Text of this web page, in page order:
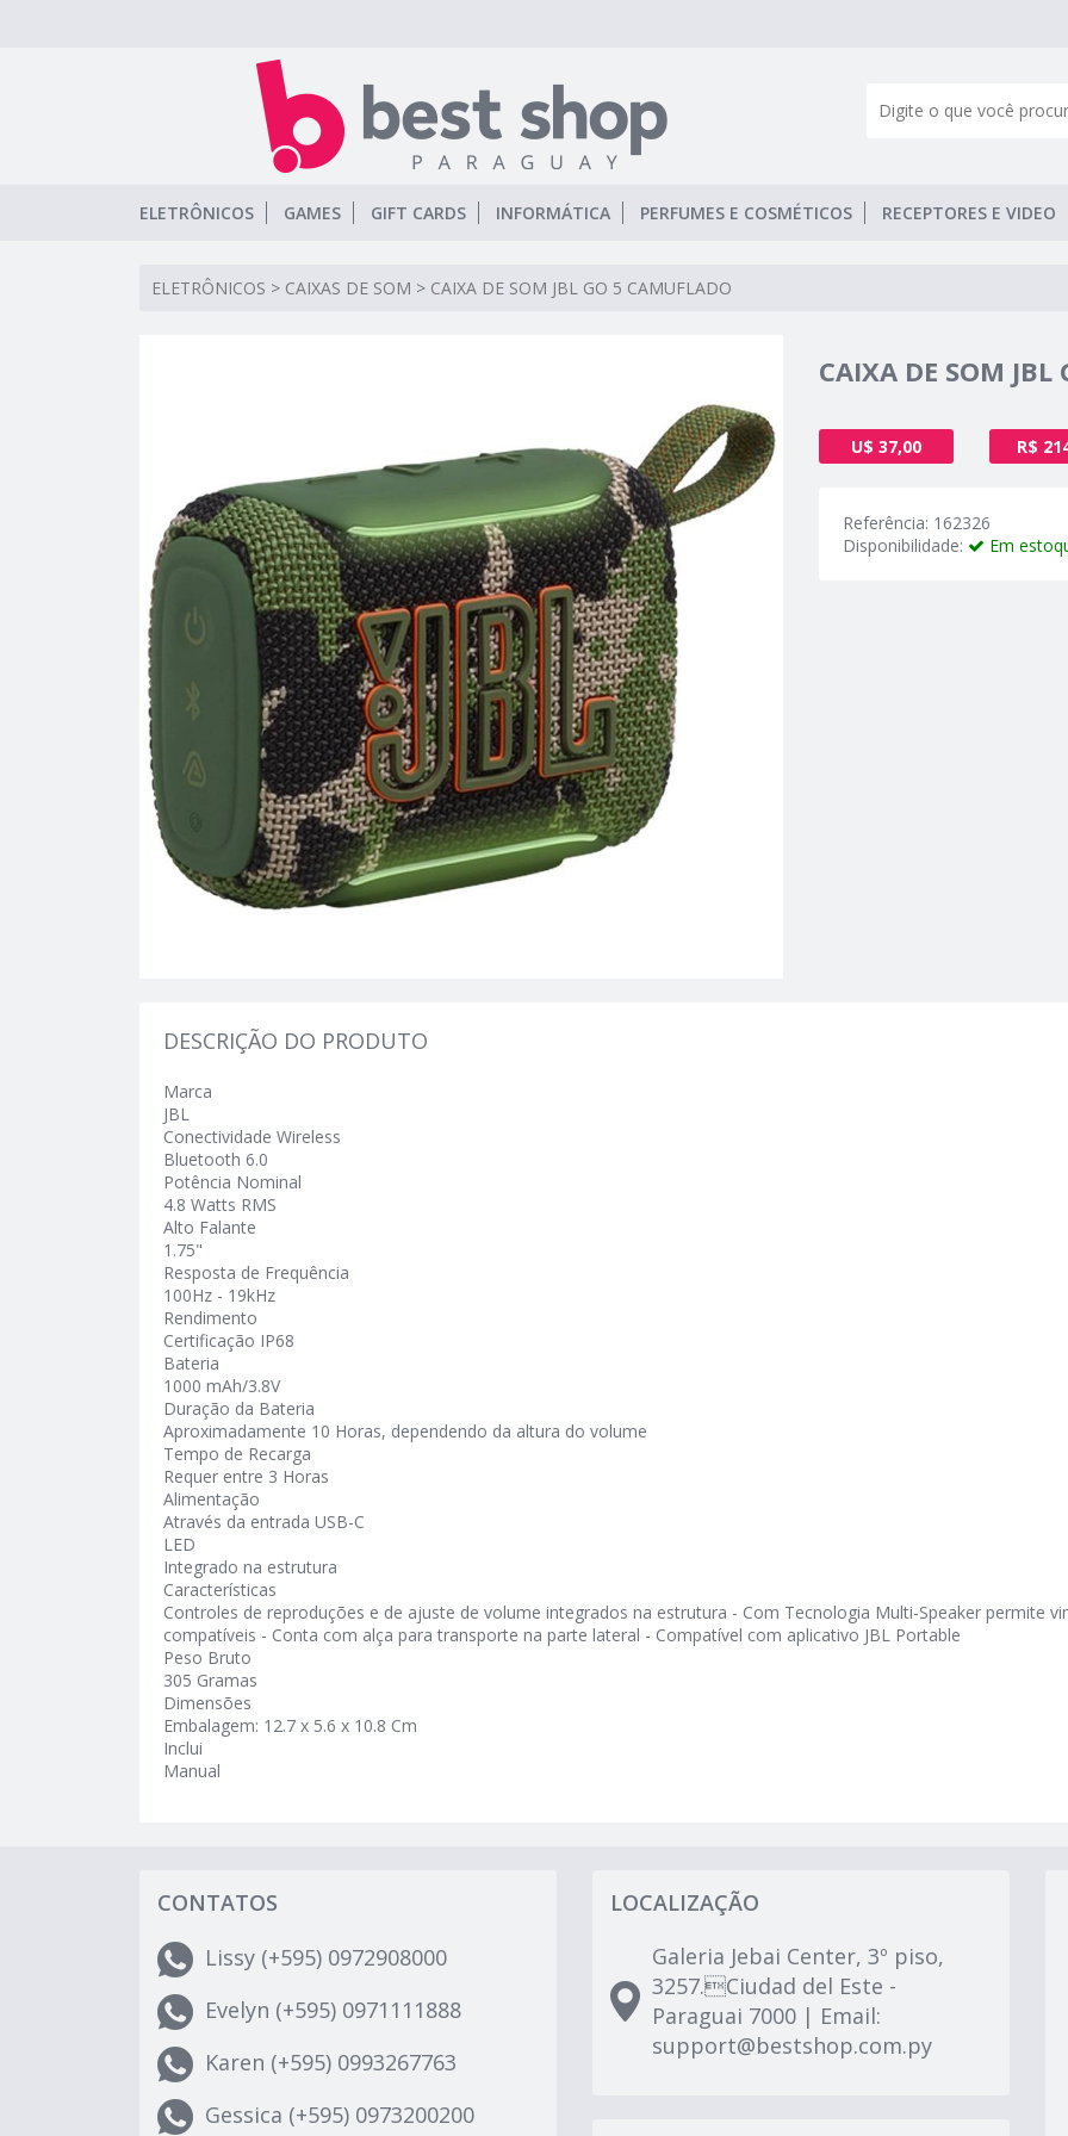
ELETRÔNICOS GAMES GIFT CARDS INFORMÁTICA PERFUMES E COSMÉTICOS RECEPTORES E VIDEO
ELETRÔNICOS > CAIXAS DE SOM > CAIXA DE SOM JBL GO 5 CAMUFLADO
CAIXA DE SOM
U$ 37,00 R$
Referência: 162326
Disponibilidade:
Em
DESCRIÇÃO DO PRODUTO
Marca
JBL
Conectividade Wireless
Bluetooth 6.0
Potência Nominal
4.8 Watts RMS
Alto Falante
1.75"
Resposta de Frequência
100Hz - 19kHz
Rendimento
Certificação IP68
Bateria
1000 mAh/3.8V
Duração da Bateria
Aproximadamente 10 Horas, dependendo da altura do volume
Tempo de Recarga
Requer entre 3 Horas
Alimentação
Através da entrada USB-C
LED
Integrado na estrutura
Características
Controles de reproduções e de ajuste de volume integrados na estrutura - Com Tecnologia Multi-Speaker permite
compatíveis - Conta com alça para transporte na parte lateral - Compatível com aplicativo JBL Portable
Peso Bruto
305 Gramas
Dimensões
Embalagem: 12.7 x 5.6 x 10.8 Cm
Inclui
Manual
CONTATOS
Lissy (+595) 0972908000
Evelyn (+595) 0971111888
Karen (+595) 0993267763
Gessica (+595) 0973200200
LOCALIZAÇÃO
Galeria Jebai Center, 3º piso,
3257.Ciudad del Este -
Paraguai 7000 | Email:
support@bestshop.com.py